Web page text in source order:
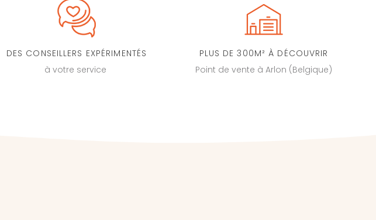
DES CONSEILLERS EXPÉRIMENTÉS
à votre service
PLUS DE 300M² À DÉCOUVRIR
Point de vente à Arlon (Belgique)